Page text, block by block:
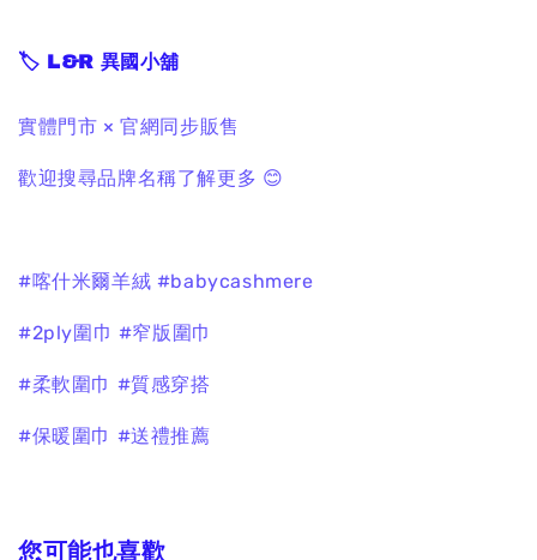
🏷️ L&R 異國小舖
實體門市 × 官網同步販售
歡迎搜尋品牌名稱了解更多 😊
#喀什米爾羊絨 #babycashmere
#2ply圍巾 #窄版圍巾
#柔軟圍巾 #質感穿搭
#保暖圍巾 #送禮推薦
您可能也喜歡